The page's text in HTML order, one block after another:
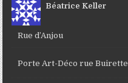
Béatrice Keller
Rue d’Anjou
Porte Art-Déco rue Buirette